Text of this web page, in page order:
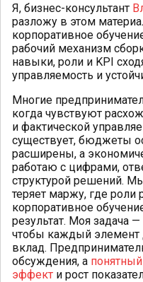
Я, бизнес-консультант
разложу в этом
корпоративное
рабочий механизм
навыки, роли и KPI
управляемость и
Многие
когда чувствуют
и фактической
существует, бюджеты
расширены, а
работаю с цифрами,
структурой решений.
теряет маржу, где роли
корпоративное
результат. Моя задача —
чтобы каждый
вклад.
обсуждения, а
эффект и рост